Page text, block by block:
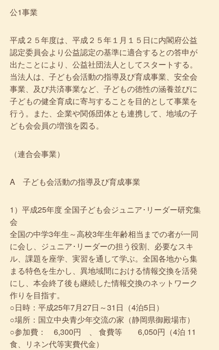
公1事業
平成２５年度は、平成２５年１月１５日に内閣府公益
認定委員会より公益認定の基準に適合するとの答申が
出たことにより、公益社団法人としてスタートする。
当法人は、子ども会活動の指導及び育成事業、安全会
事業、及び共済事業など、子どもの徳性の涵養並びに
子どもの健全育成に寄与することを目的として事業を
行う。また、企業や関係団体とも連携して、地域の子
ども会会員の増強を図る。
（連合会事業）
A 子ども会活動の指導及び育成事業
1）平成25年度 全国子ども会ジュニア･リーダー研究集
会
全国の中学3年生～高校3年生年齢相当までの者が一同
に会し、ジュニア･リーダーの担う役割、必要なスキ
ル、課題を座学、実習を通して学ぶ。全国各地から集
まる特色を生かし、異地域間における情報交換を活発
にし、本会終了後も継続した情報交換のネットワーク
作りを目指す。
○日時：平成25年7月27日～31日（4泊5日）
○場所：国立中央青少年交流の家（静岡県御殿場市）
○参加費： 6,300円 、 食費等 6,050円（4泊 11
食、リネン代等実費代金）